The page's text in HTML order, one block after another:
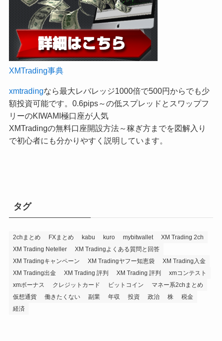
XMTrading事典
xmtradingなら最大レバレッジ1000倍で500円からでも少
額投資可能です。0.6pips～の低スプレッドとスワップフ
リーのKIWAMI極口座が人気
XMTradingの無料口座開設方法～稼ぎ方までを図解入り
で初心者にも分かりやすく説明しています。
タグ
2chまとめ FXまとめ kabu kuro mybitwallet
XM Trading 2ch
XM Trading Neteller
XM Tradingよくある質問と回答
XM Tradingキャンペーン
XM Tradingヤフー知恵袋
XM Trading入金
XM Trading出金
XM Trading 評判 XM Trading 評判
xmコンテスト
xmボーナス
クレジットカード ビットコイン
マネー系2chまとめ
仮想通貨
働きたくない 副業 年収 投資 政治 株
税金
経済